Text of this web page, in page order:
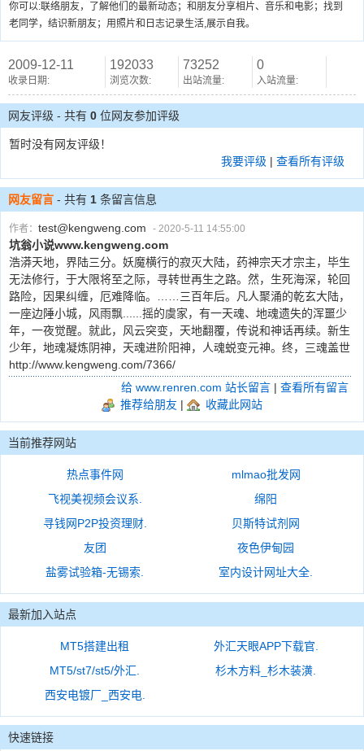
你可以:联络朋友，了解他们的最新动态；和朋友分享相片、音乐和电影；找到
老同学，结识新朋友；用照片和日志记录生活,展示自我。
2009-12-11
收录日期:
192033
浏览次数:
73252
出站流量:
0
入站流量:
网友评级 - 共有 0 位网友参加评级
暂时没有网友评级！
我要评级 | 查看所有评级
网友留言 - 共有 1 条留言信息
作者： test@kengweng.com - 2020-5-11 14:55:00
坑翁小说www.kengweng.com
浩漭天地，界陆三分。妖魔横行的寂灭大陆，药神宗天才宗主，毕生
无法修行，于大限将至之际，寻转世再生之路。然，生死海深，轮回
路险，因果纠缠，厄难降临。……三百年后。凡人聚涌的乾玄大陆，
一座边陲小城，风雨飘......摇的虞家，有一天魂、地魂遗失的浑噩少
年，一夜觉醒。就此，风云突变，天地翻覆，传说和神话再续。新生
少年，地魂凝炼阴神，天魂进阶阳神，人魂蜕变元神。终，三魂盖世
http://www.kengweng.com/7366/
给 www.renren.com 站长留言 | 查看所有留言
推荐给朋友 | 收藏此网站
当前推荐网站
热点事件网
mlmao批发网
飞视美视频会议系.
绵阳
寻钱网P2P投资理财.
贝斯特试剂网
友团
夜色伊甸园
盐雾试验箱-无锡索.
室内设计网址大全.
最新加入站点
MT5搭建出租
外汇天眼APP下载官.
MT5/st7/st5/外汇.
杉木方料_杉木装潢.
西安电镀厂_西安电.
快速链接